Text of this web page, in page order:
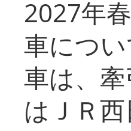
2027年
車につ
車は、
はＪＲ